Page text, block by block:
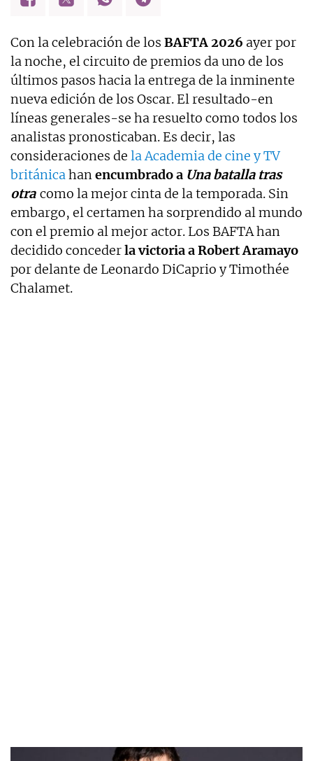
Con la celebración de los BAFTA 2026 ayer por
la noche, el circuito de premios da uno de los
últimos pasos hacia la entrega de la inminente
nueva edición de los Oscar. El resultado-en
líneas generales-se ha resuelto como todos los
analistas pronosticaban. Es decir, las
consideraciones de la Academia de cine y TV
británicahanencumbrado a Una batalla tras
otra como la mejor cinta de la temporada. Sin
embargo, el certamen ha sorprendido al mundo
con el premio al mejor actor. Los BAFTA han
decidido concederla victoria a Robert Aramayo
por delante de Leonardo DiCaprio y Timothée
Chalamet.